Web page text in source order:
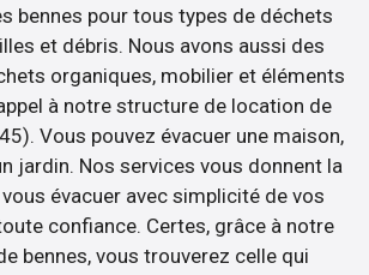
bennes pour tous types de déchets
et débris. Nous avons aussi des
organiques, mobilier et éléments
à notre structure de location de
Vous pouvez évacuer une maison,
jardin. Nos services vous donnent la
évacuer avec simplicité de vos
confiance. Certes, grâce à notre
bennes, vous trouverez celle qui